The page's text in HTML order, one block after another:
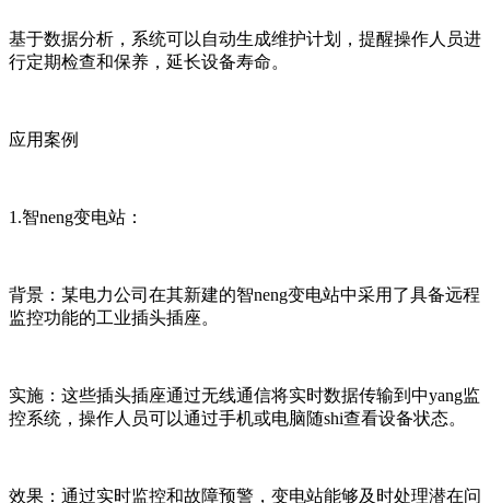
基于数据分析，系统可以自动生成维护计划，提醒操作人员进
行定期检查和保养，延长设备寿命。
应用案例
1.智neng变电站：
背景：某电力公司在其新建的智neng变电站中采用了具备远程
监控功能的工业插头插座。
实施：这些插头插座通过无线通信将实时数据传输到中yang监
控系统，操作人员可以通过手机或电脑随shi查看设备状态。
效果：通过实时监控和故障预警，变电站能够及时处理潜在问